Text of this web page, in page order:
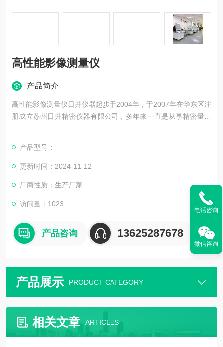
高性能影像测量仪
产品简介
高性能影像测量仪日井仪器起步于2004年，于2007年在华东区注
册成立苏州日井精密仪器有限公司，多年来一直是从事精密量测
仪器销售及配套售后维修服务为一体的精密仪器公司。
公司主要销售：影像测量仪，二次元，三次元，三次元，光泽度
计，日本三丰影像测量仪，日本三丰二次元，日本三丰三次元三
产品型号：
更新时间：2024-11-12
厂商性质：生产厂家
访问量：1023
产品咨询 13625287678
产品展示 PRODUCT CATEGORY
相关文章 ARTICLES
电话咨询
微信咨询